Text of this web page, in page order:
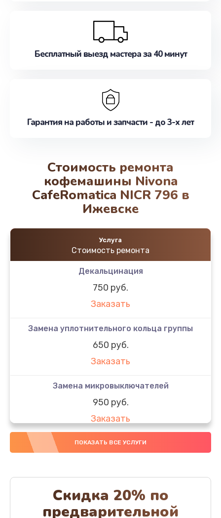
Бесплатный выезд мастера за 40 минут
Гарантия на работы и запчасти - до 3-х лет
Стоимость ремонта
кофемашины Nivona
CafeRomatica NICR 796 в
Ижевске
Услуга
Стоимость ремонта
Декальцинация
750 руб.
Заказать
Замена уплотнительного кольца группы
650 руб.
Заказать
Замена микровыключателей
950 руб.
Заказать
Декофенация
Заказать
Ремонт капучинатора
ПОКАЗАТЬ ВСЕ УСЛУГИ
Скидка 20% по
предварительной